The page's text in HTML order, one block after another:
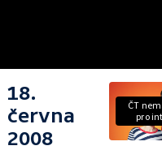
18.
června
2008
ČT
pro